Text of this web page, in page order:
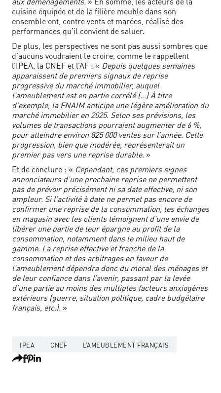
cuisine équipée et de la filière meuble dans son
ensemble ont, contre vents et marées, réalisé des
performances qu’il convient de saluer.
De plus, les perspectives ne sont pas aussi sombres que
d’aucuns voudraient le croire, comme le rappellent
l’IPEA, la CNEF et l’AF : « Depuis quelques semaines
apparaissent de premiers signaux de reprise
progressive du marché immobilier, auquel
l’ameublement est en partie corrélé (…) À titre
d’exemple, la FNAIM anticipe une légère amélioration du
marché immobilier en 2025. Selon ses prévisions, les
volumes de transactions pourraient augmenter de 6 %,
pour atteindre environ 825 000 ventes sur l’année. Cette
progression, bien que modérée, représenterait un
premier pas vers une reprise durable. »
Et de conclure : « Cependant, ces premiers signes
annonciateurs d’une prochaine reprise ne permettent
pas de prévoir précisément ni sa date effective, ni son
ampleur. Si l’activité à date ne permet pas encore de
confirmer une reprise de la consommation, les échanges
en magasin avec les clients témoignent d’une envie de
libérer une partie de leur épargne au profit de la
consommation, notamment dans le milieu haut de
gamme. La reprise effective et franche de la
consommation et des arbitrages en faveur de
l’ameublement dépendra donc du moral des ménages et
de leur confiance dans l’avenir, passant par la levée
d’une partie au moins des multiples facteurs anxiogènes
extérieurs (guerre, situation politique, cadre budgétaire
français, etc.). »
IPEA CNEF L’AMEUBLEMENT FRANÇAIS